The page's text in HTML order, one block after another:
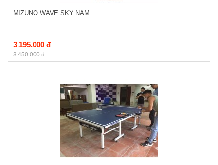
MIZUNO WAVE SKY NAM
3.195.000 đ
3.450.000 đ